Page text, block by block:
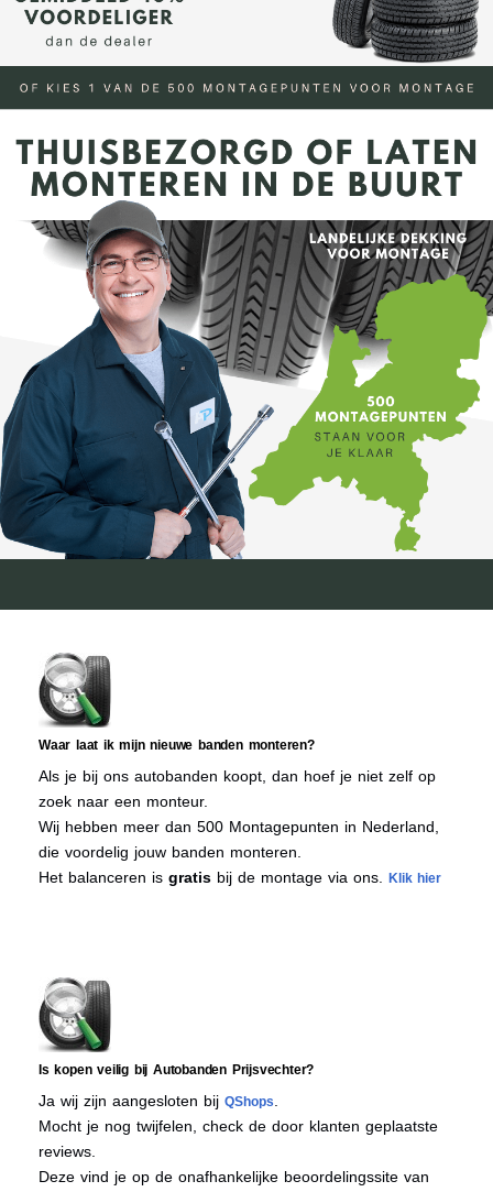
Waar laat ik mijn nieuwe banden monteren?
Als je bij ons autobanden koopt, dan hoef je niet zelf op
zoek naar een monteur.
Wij hebben meer dan 500 Montagepunten in Nederland,
die voordelig jouw banden monteren.
Het balanceren is gratis bij de montage via ons. Klik hier
Is kopen veilig bij Autobanden Prijsvechter?
Ja wij zijn aangesloten bij QShops
Mocht je nog twijfelen, check de door klanten geplaatste
reviews.
Deze vind je op de onafhankelijke beoordelingssite van